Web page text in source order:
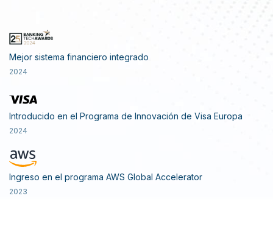
Mejor sistema financiero integrado
2024
Introducido en el Programa de Innovación de Visa Europa
2024
Ingreso en el programa AWS Global Accelerator
2023